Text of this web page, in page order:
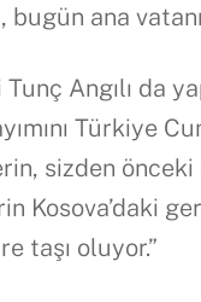
ana
Angılı da
Türkiye
sizden önceki
Kosova’daki
taşı oluyor.”